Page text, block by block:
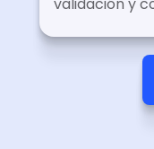
validación y